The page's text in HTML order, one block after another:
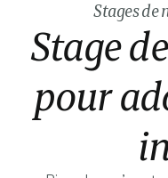
Stages de
Stage
pour